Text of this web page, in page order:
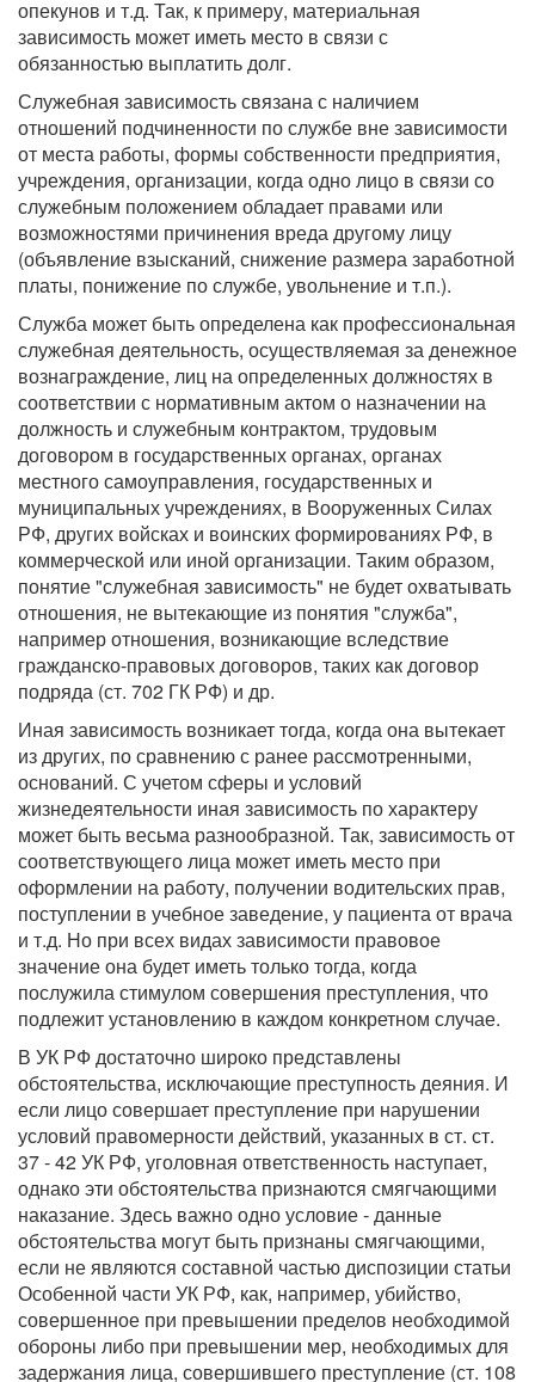
опекунов и т.д. Так, к примеру, материальная
зависимость может иметь место в связи с
обязанностью выплатить долг.
Служебная зависимость связана с наличием
отношений подчиненности по службе вне зависимости
от места работы, формы собственности предприятия,
учреждения, организации, когда одно лицо в связи со
служебным положением обладает правами или
возможностями причинения вреда другому лицу
(объявление взысканий, снижение размера заработной
платы, понижение по службе, увольнение и т.п.).
Служба может быть определена как профессиональная
служебная деятельность, осуществляемая за денежное
вознаграждение, лиц на определенных должностях в
соответствии с нормативным актом о назначении на
должность и служебным контрактом, трудовым
договором в государственных органах, органах
местного самоуправления, государственных и
муниципальных учреждениях, в Вооруженных Силах
РФ, других войсках и воинских формированиях РФ, в
коммерческой или иной организации. Таким образом,
понятие "служебная зависимость" не будет охватывать
отношения, не вытекающие из понятия "служба",
например отношения, возникающие вследствие
гражданско-правовых договоров, таких как договор
подряда (ст. 702 ГК РФ) и др.
Иная зависимость возникает тогда, когда она вытекает
из других, по сравнению с ранее рассмотренными,
оснований. С учетом сферы и условий
жизнедеятельности иная зависимость по характеру
может быть весьма разнообразной. Так, зависимость от
соответствующего лица может иметь место при
оформлении на работу, получении водительских прав,
поступлении в учебное заведение, у пациента от врача
и т.д. Но при всех видах зависимости правовое
значение она будет иметь только тогда, когда
послужила стимулом совершения преступления, что
подлежит установлению в каждом конкретном случае.
В УК РФ достаточно широко представлены
обстоятельства, исключающие преступность деяния. И
если лицо совершает преступление при нарушении
условий правомерности действий, указанных в ст. ст.
37 - 42 УК РФ, уголовная ответственность наступает,
однако эти обстоятельства признаются смягчающими
наказание. Здесь важно одно условие - данные
обстоятельства могут быть признаны смягчающими,
если не являются составной частью диспозиции статьи
Особенной части УК РФ, как, например, убийство,
совершенное при превышении пределов необходимой
обороны либо при превышении мер, необходимых для
задержания лица, совершившего преступление (ст. 108